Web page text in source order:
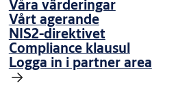
Våra värderingar
Vårt agerande
NIS2-direktivet
Compliance klausul
Logga in i partner area